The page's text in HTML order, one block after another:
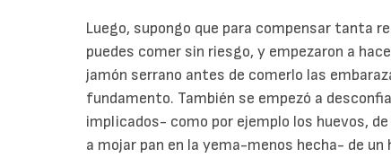
Luego, supongo que para compensar tanta
puedes comer sin riesgo, y empezaron a
jamón serrano antes de comerlo las
fundamento. También se empezó a
implicados- como por ejemplo los huevos,
a mojar pan en la yema-menos hecha- de